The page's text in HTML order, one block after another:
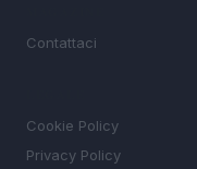
Contattaci
Cookie Policy
Privacy Policy